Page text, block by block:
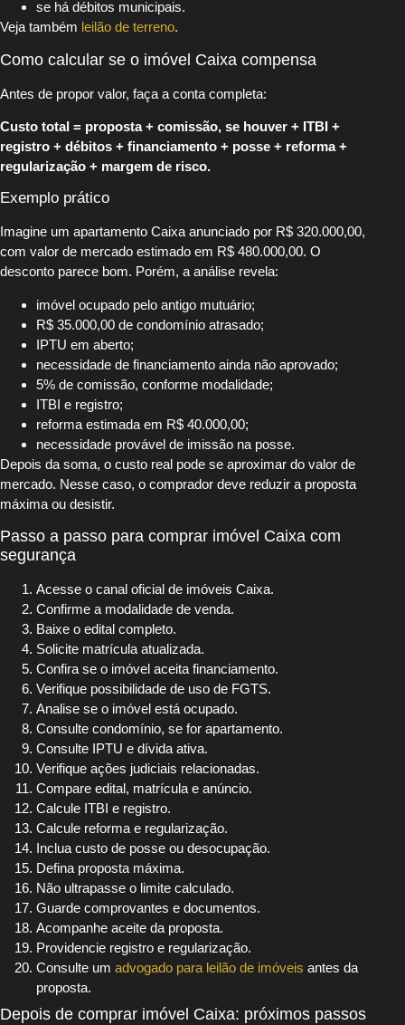
se há débitos municipais.
Veja também leilão de terreno.
Como calcular se o imóvel Caixa compensa
Antes de propor valor, faça a conta completa:
Custo total = proposta + comissão, se houver + ITBI +
registro + débitos + financiamento + posse + reforma +
regularização + margem de risco.
Exemplo prático
Imagine um apartamento Caixa anunciado por R$ 320.000,00,
com valor de mercado estimado em R$ 480.000,00. O
desconto parece bom. Porém, a análise revela:
imóvel ocupado pelo antigo mutuário;
R$ 35.000,00 de condomínio atrasado;
IPTU em aberto;
necessidade de financiamento ainda não aprovado;
5% de comissão, conforme modalidade;
ITBI e registro;
reforma estimada em R$ 40.000,00;
necessidade provável de imissão na posse.
Depois da soma, o custo real pode se aproximar do valor de
mercado. Nesse caso, o comprador deve reduzir a proposta
máxima ou desistir.
Passo a passo para comprar imóvel Caixa com
segurança
Acesse o canal oficial de imóveis Caixa.
Confirme a modalidade de venda.
Baixe o edital completo.
Solicite matrícula atualizada.
Confira se o imóvel aceita financiamento.
Verifique possibilidade de uso de FGTS.
Analise se o imóvel está ocupado.
Consulte condomínio, se for apartamento.
Consulte IPTU e dívida ativa.
Verifique ações judiciais relacionadas.
Compare edital, matrícula e anúncio.
Calcule ITBI e registro.
Calcule reforma e regularização.
Inclua custo de posse ou desocupação.
Defina proposta máxima.
Não ultrapasse o limite calculado.
Guarde comprovantes e documentos.
Acompanhe aceite da proposta.
Providencie registro e regularização.
Consulte um advogado para leilão de imóveis antes da
proposta.
Depois de comprar imóvel Caixa: próximos passos